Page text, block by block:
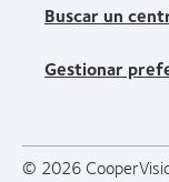
Buscar un
Gestionar
© 2026